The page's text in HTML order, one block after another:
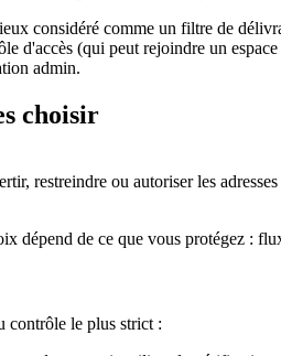
considéré comme un filtre de
d'accès (qui peut rejoindre un
admin.
choisir
restreindre ou autoriser les adresses
dépend de ce que vous protégez :
contrôle le plus strict :